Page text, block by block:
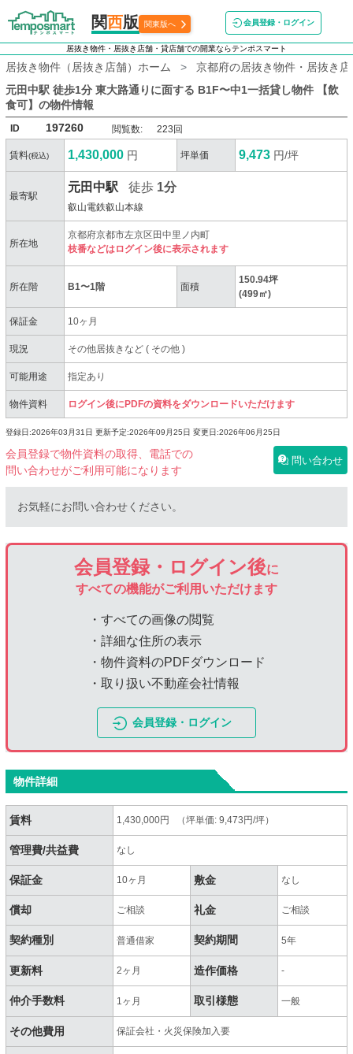
関西版 関東版へ 会員登録・ログイン
居抜き物件・居抜き店舗・貸店舗での開業ならテンポスマート
居抜き物件（居抜き店舗）ホーム
京都府の居抜き物件・居抜き
元田中駅 徒歩1分 東大路通りに面する B1F〜中1一括貸し物件 【飲
食可】 の物件情報
ID 197260 閲覧数: 223回
賃料(税込) 1,430,000 円 坪単価 9,473 円/坪
最寄駅
元田中駅 徒歩 1分
叡山電鉄叡山本線
所在地
京都府京都市左京区田中里ノ内町
枝番などはログイン後に表示されます
所在階 B1〜1階 面積
150.94坪
(499㎡)
保証金 10ヶ月
現況 その他居抜きなど( その他)
可能用途 指定あり
物件資料 ログイン後にPDFの資料をダウンロードいただけます
登録日:2026年03月31日 更新予定:2026年09月25日 変更日:2026年06月25日
会員登録で物件資料の取得、電話での
問い合わせがご利用可能になります
問い合わせ
お気軽にお問い合わせください。
会員登録・ログイン後に
すべての機能がご利用いただけます
・すべての画像の閲覧
・詳細な住所の表示
・物件資料のPDFダウンロード
・取り扱い不動産会社情報
会員登録・ログイン
物件詳細
賃料 1,430,000円 （坪単価: 9,473円/坪）
管理費/共益費 なし
保証金 10ヶ月 敷金 なし
償却 ご相談 礼金 ご相談
契約種別 普通借家 契約期間 5年
更新料 2ヶ月 造作価格 -
仲介手数料 1ヶ月 取引様態 一般
その他費用 保証会社・火災保険加入要